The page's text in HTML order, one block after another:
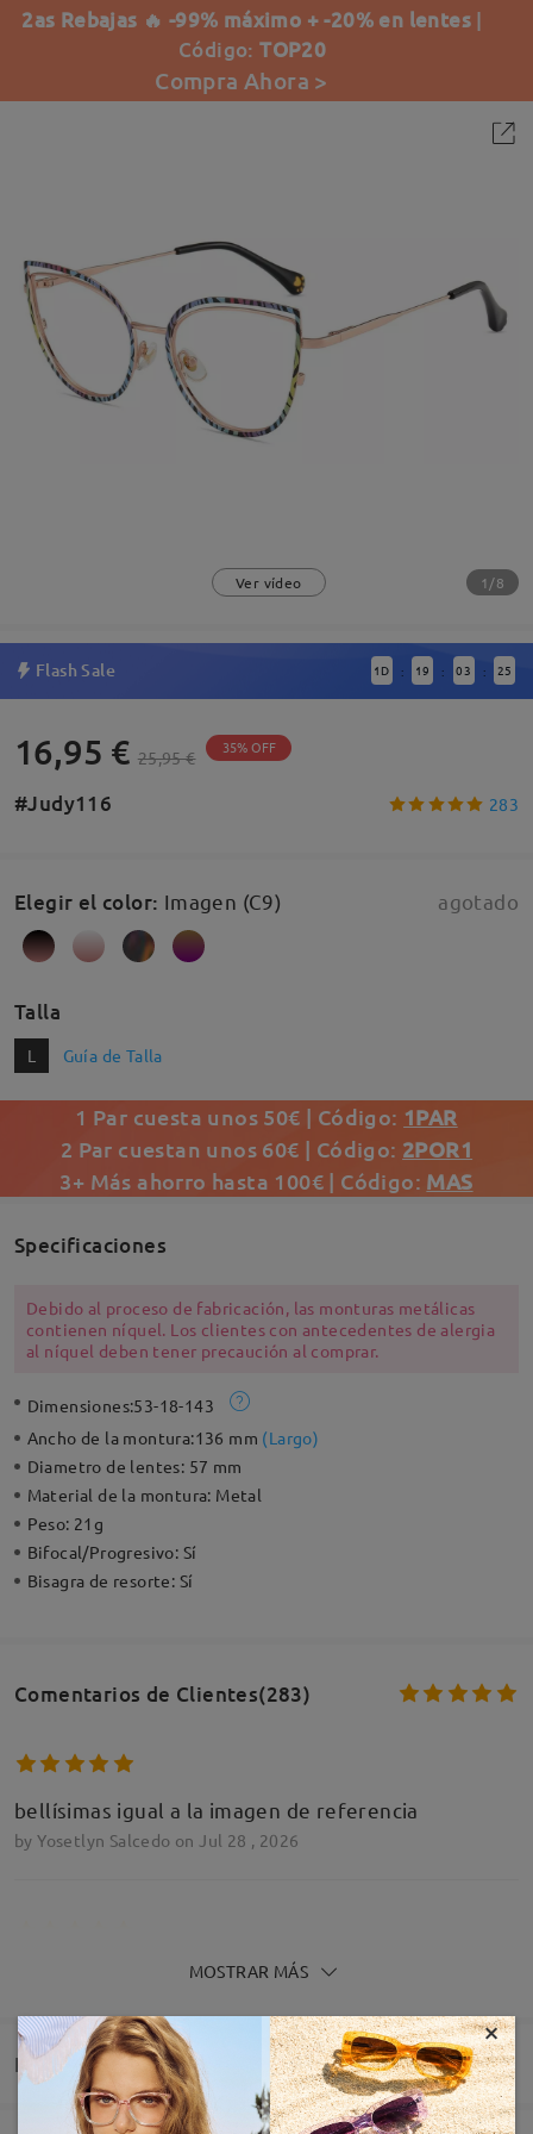
2as Rebajas 🔥 -99% máximo + -20% en lentes |
Código:TOP20
Compra Ahora >
Ver vídeo 1/8
Flash Sale 1 D : 19 : 03 : 24
16,95 € 25,95 € 35% OFF
#Judy116 283
Elegir el color: Imagen (C9) agotado
Talla
L Guía de Talla
1 Par cuesta unos 50€ | Código: 1PAR
2 Par cuestan unos 60€ | Código: 2POR1
3+ Más ahorro hasta 100€ | Código: MAS
Specificaciones
Debido al proceso de fabricación, las monturas metálicas
contienen níquel. Los clientes con antecedentes de alergia
al níquel deben tener precaución al comprar.
Dimensiones:53-18-143
Ancho de la montura:136 mm (Largo)
Diametro de lentes: 57 mm
Material de la montura: Metal
Peso: 21g
Bifocal/Progresivo: Sí
Bisagra de resorte: Sí
Comentarios de Clientes(283)
bellísimas igual a la imagen de referencia
by Yosetlyn Salcedo on Jul 28 , 2026
MOSTRAR MÁS
Entrega
×